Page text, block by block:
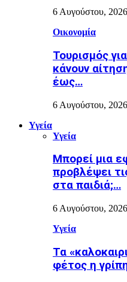
6 Αυγούστου, 2026
Οικονομία
Τουρισμός
κάνουν
έως…
6 Αυγούστου, 2026
Υγεία
Υγεία
Μπορεί μια
προβλέψει
στα παιδιά;…
6 Αυγούστου, 2026
Υγεία
Τα
φέτος η